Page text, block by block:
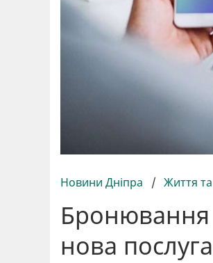
Новини Дніпра / Життя
Бронювання
нова послуга